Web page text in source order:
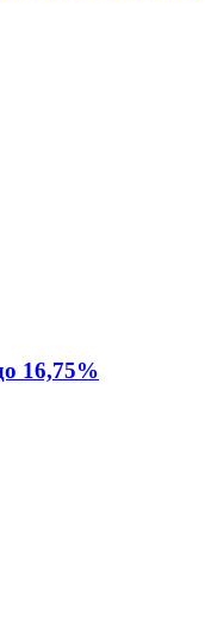
16,75%